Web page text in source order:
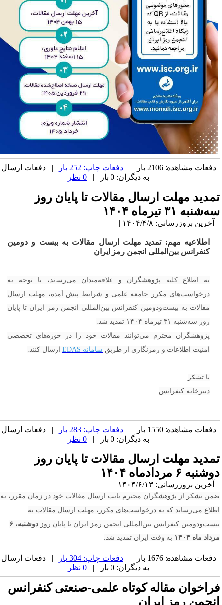
دفعات مشاهده: 2106 بار | دفعات چاپ: 252 بار
| دفعات ارسال
به دیگران: 0 بار |
مهلت ارسال مقالات تا پایان روز
۳۱ تیرماه ۱۴۰۴
بروزرسانی: ۱۴۰۴/۴/۸ |
اطلاعیه مهم: تمدید مهلت ارسال مقالات به بیست و دومین
کنفرانس بین‌المللی انجمن رمز ایران
به اطلاع کلیه پژوهشگران و علاقه‌مندان می‌رساند، با توجه به
درخواست‌های مکرر جامعه علمی و شرایط پیش آمده، مهلت ارسال
مقالات به بیست‌ودومین کنفرانس بین‌المللی انجمن رمز ایران تا پایان
روز سه‌شنبه ۳۱ تیرماه ۱۴۰۴ تمدید شد.
پژوهشگران محترم می‌توانند مقالات خود را در حوزه‌های تخصصی
امنیت اطلاعات و رمزنگاری از طریقسامانه EDAS ارسال کنند.
با تشکر
دبیرخانه کنفرانس
دفعات مشاهده: 1550 بار | دفعات چاپ: 283 بار
| دفعات ارسال
به دیگران: 0 بار |
مهلت ارسال مقالات تا پایان روز
۶ مردادماه ۱۴۰۴
بروزرسانی: ۱۴۰۴/۶/۱۳ |
تشکر از پژوهشگران محترم بابت ارسال مقالات خود در زمان مقرر، به
می‌رساند که به درخواست‌های مکرر، مهلت ارسال مقالات به
کنفرانس بین‌المللی انجمن رمز ایران تا پایان روز
دوشنبه، ۶
ماه ۱۴۰۴
به وقت ایران تمدید شد.
دفعات مشاهده: 1676 بار | دفعات چاپ: 304 بار
| دفعات ارسال
به دیگران: 0 بار |
مقاله کوتاه علمی-صنعتی کنفرانس
رمز ایران